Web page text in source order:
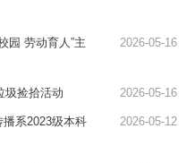
园 劳动育人”主
2026-05-16
圾捡拾活动 2026-05-16
系2023级本科
2026-05-12